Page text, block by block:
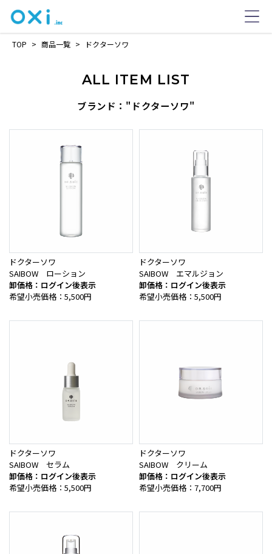
TOP > 商品一覧 > ドクターソワ
ALL ITEM LIST
ブランド："ドクターソワ"
ドクターソワ
SAIBOW ローション
卸価格：ログイン後表示
希望小売価格：5,500円
ドクターソワ
SAIBOW エマルジョン
卸価格：ログイン後表示
希望小売価格：5,500円
ドクターソワ
SAIBOW セラム
卸価格：ログイン後表示
希望小売価格：5,500円
ドクターソワ
SAIBOW クリーム
卸価格：ログイン後表示
希望小売価格：7,700円